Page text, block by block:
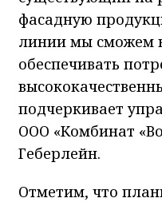
фасадную
линии мы сможем
обеспечивать
подчеркивает
ООО «Комбинат
Геберлейн.
Отметим, что